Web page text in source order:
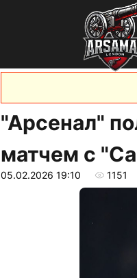
"Арсенал"
матчем с
05.02.2026 19:10 1151